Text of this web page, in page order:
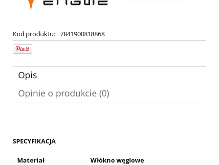
Kod produktu: 7841900818868
Opis
Opinie o produkcie (0)
SPECYFIKACJA
Materiał
Włókno węglowe